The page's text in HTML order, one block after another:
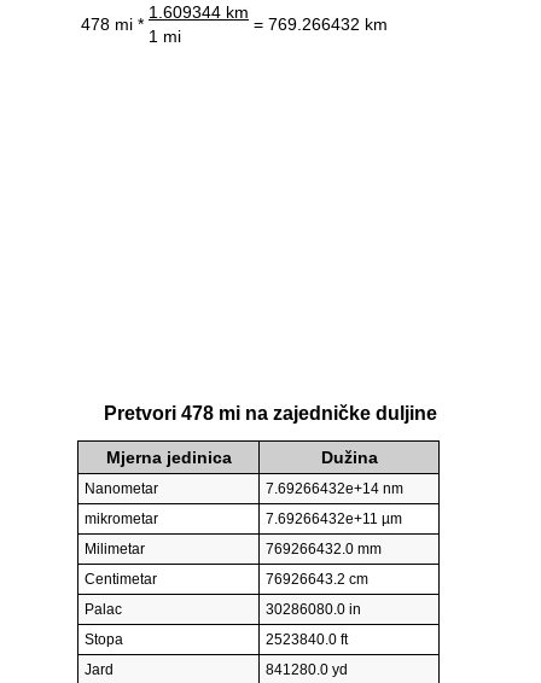
478 mi *
1.609344 km
= 769.266432 km
1 mi
Pretvori 478 mi na zajedničke duljine
Mjerna jedinica Dužina
Nanometar
7.69266432e+14 nm
mikrometar
7.69266432e+11 µm
Milimetar
769266432.0 mm
Centimetar
76926643.2 cm
Palac
30286080.0 in
Stopa
2523840.0 ft
Jard
841280.0 yd